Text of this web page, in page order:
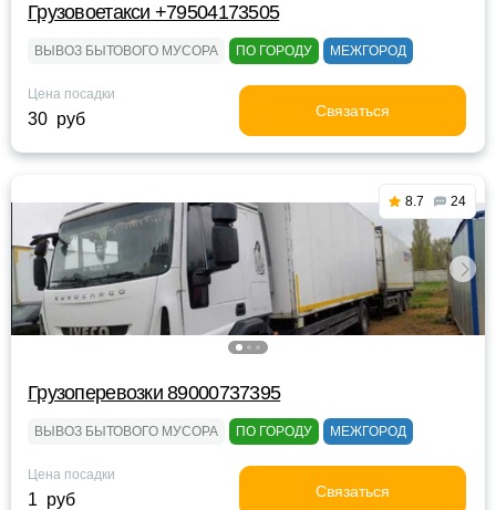
Грузовоетакси +79504173505
ВЫВОЗ БЫТОВОГО МУСОРА ПО ГОРОДУ МЕЖГОРОД
Цена посадки
30 руб Связаться
8.7 24
Грузоперевозки 89000737395
ВЫВОЗ БЫТОВОГО МУСОРА ПО ГОРОДУ МЕЖГОРОД
Цена посадки
1 руб Связаться